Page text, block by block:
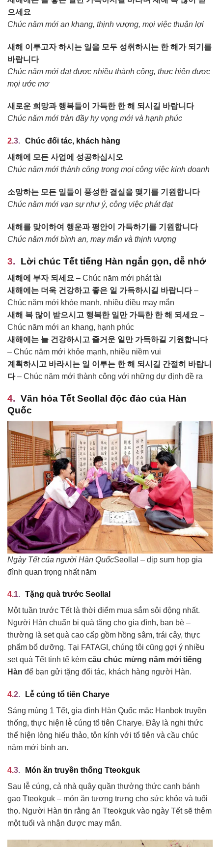
으세요
Chúc năm mới an khang, thịnh vượng, mọi việc thuận lợi
새해 이루고자 하시는 일을 모두 성취하시는 한 해가 되기를
바랍니다
Chúc năm mới đạt được nhiều thành công, thực hiện được
mọi ước mơ
새로운 희망과 행복들이 가득한 한 해 되시길 바랍니다
Chúc năm mới tràn đầy hy vọng mới và hạnh phúc
Chúc đối tác, khách hàng
새해에 모든 사업에 성공하십시오
Chúc năm mới thành công trong mọi công việc kinh doanh
소망하는 모든 일들이 풍성한 결실을 맺기를 기원합니다
Chúc năm mới vạn sự như ý, công việc phát đạt
새해를 맞이하여 행운과 평안이 가득하기를 기원합니다
Chúc năm mới bình an, may mắn và thịnh vượng
Lời chúc Tết tiếng Hàn ngắn gọn, dễ nhớ
새해에 부자 되세요 – Chúc năm mới phát tài
새해에는 더욱 건강하고 좋은 일 가득하시길 바랍니다–
Chúc năm mới khỏe mạnh, nhiều điều may mắn
새해 복 많이 받으시고 행복한 일만 가득한 한 해 되세요 –
Chúc năm mới an khang, hạnh phúc
새해에는 늘 건강하시고 즐거운 일만 가득하길 기원합니다
– Chúc năm mới khỏe mạnh, nhiều niềm vui
계획하시고 바라시는 일 이루는 한 해 되시길 간절히 바랍니
다– Chúc năm mới thành công với những dự định đề ra
Văn hóa Tết Seollal độc đáo của Hàn
Quốc
Ngày Tết của người Hàn QuốcSeollal – dịp sum họp gia
đình quan trọng nhất năm
Tặng quà trước Seollal
Một tuần trước Tết là thời điểm mua sắm sôi động nhất.
Người Hàn chuẩn bị quà tặng cho gia đình, bạn bè –
thường là set quà cao cấp gồm hồng sâm, trái cây, thực
phẩm bổ dưỡng. Tại FATAGI, chúng tôi cũng gợi ý nhiều
set quà Tết tinh tế kèm câu chúc mừng năm mới tiếng
Hàn để bạn gửi tặng đối tác, khách hàng người Hàn.
Lễ cúng tổ tiên Charye
Sáng mùng 1 Tết, gia đình Hàn Quốc mặc Hanbok truyền
thống, thực hiện lễ cúng tổ tiên Charye. Đây là nghi thức
thể hiện lòng hiếu thảo, tôn kính với tổ tiên và cầu chúc
năm mới bình an.
Món ăn truyền thống Tteokguk
Sau lễ cúng, cả nhà quây quần thưởng thức canh bánh
gạo Tteokguk – món ăn tượng trưng cho sức khỏe và tuổi
thọ. Người Hàn tin rằng ăn Tteokguk vào ngày Tết sẽ thêm
một tuổi và nhận được may mắn.